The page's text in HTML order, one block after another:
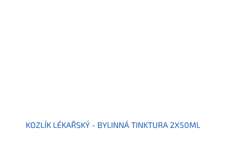
KOZLÍK LÉKAŘSKÝ - BYLINNÁ TINKTURA 2X50ML